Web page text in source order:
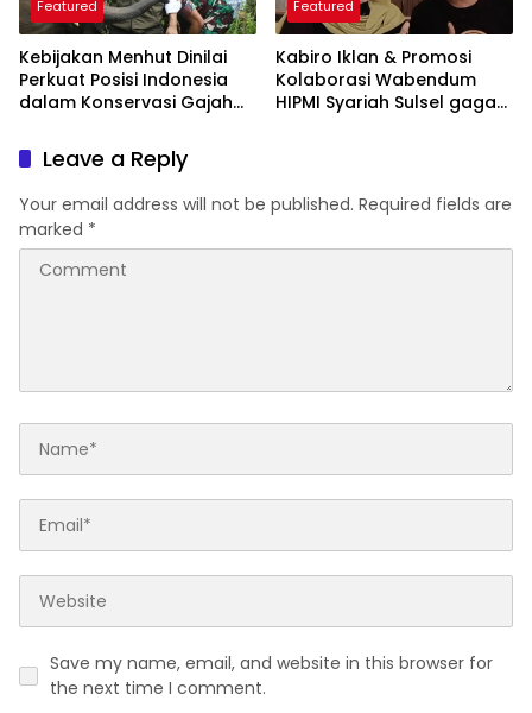
Featured
Kebijakan Menhut Dinilai
Perkuat Posisi Indonesia
dalam Konservasi Gajah
Featured
Kabiro Iklan & Promosi
Kolaborasi Wabendum
HIPMI Syariah Sulsel gagas
Leave a Reply
Your email address will not be published. Required fields are
marked *
Save my name, email, and website in this browser for
the next time I comment.